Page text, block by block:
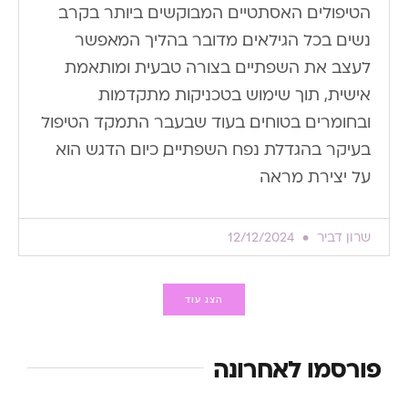
הטיפולים האסתטיים המבוקשים ביותר בקרב
נשים בכל הגילאים. מדובר בהליך המאפשר
לעצב את השפתיים בצורה טבעית ומותאמת
אישית, תוך שימוש בטכניקות מתקדמות
ובחומרים בטוחים. בעוד שבעבר התמקד הטיפול
בעיקר בהגדלת נפח השפתיים, כיום הדגש הוא
על יצירת מראה
שרון דביר
הצג עוד
פורסמו לאחרונה